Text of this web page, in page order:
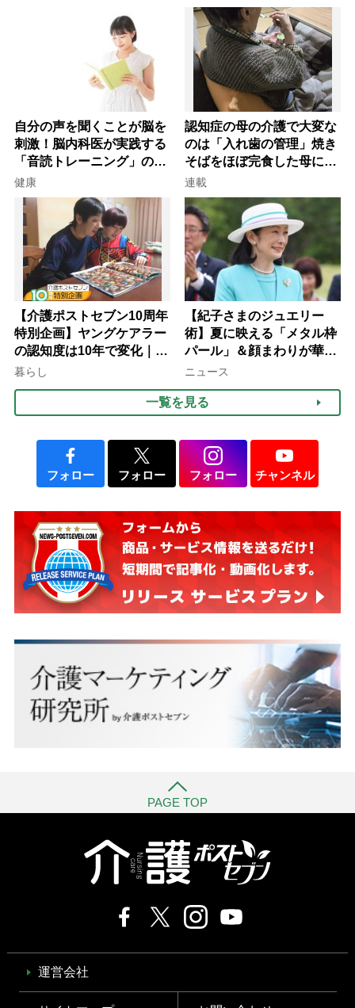
自分の声を聞くことが脳を
刺激！脳内科医が実践する
「音読トレーニング」の極
意
健康
認知症の母の介護で大変な
のは「入れ歯の管理」焼き
そばをほぼ完食した母に息
子が血の気が引いた理由
連載
【介護ポストセブン10周年
特別企画】ヤングケアラー
の認知度は10年で変化｜流
行語大賞にノミネート、法
暮らし
【紀子さまのジュエリー
術】夏に映える「メタル枠
パール」＆顔まわりが華や
ぐ「揺れる一粒」の使い分
ニュース
一覧を見る
フォロー フォロー フォロー チャンネル
PAGE TOP
運営会社